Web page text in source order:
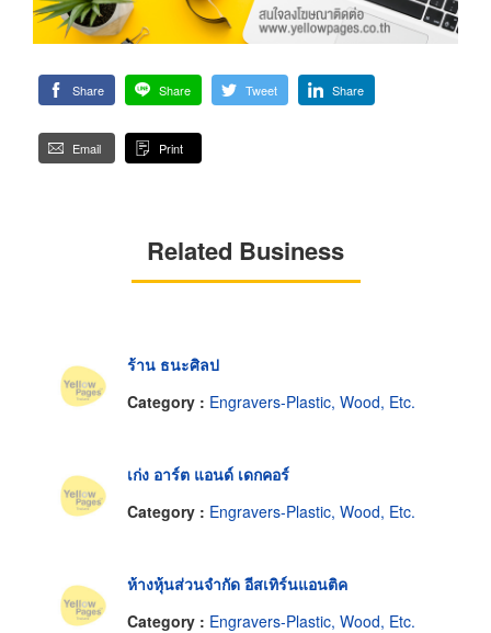
Share Share Tweet Share
Email Print
Related Business
ร้าน ธนะศิลป
Category : Engravers-Plastic, Wood, Etc.
เก่ง อาร์ต แอนด์ เดกคอร์
Category : Engravers-Plastic, Wood, Etc.
ห้างหุ้นส่วนจำกัด อีสเทิร์นแอนติค
Category : Engravers-Plastic, Wood, Etc.